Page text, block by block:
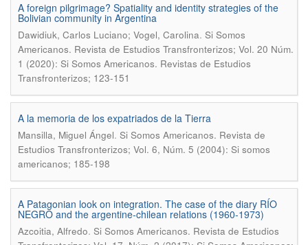
A foreign pilgrimage? Spatiality and identity strategies of the
Bolivian community in Argentina
Dawidiuk, Carlos Luciano; Vogel, Carolina. Si Somos
Americanos. Revista de Estudios Transfronterizos; Vol. 20 Núm.
1 (2020): Si Somos Americanos. Revistas de Estudios
Transfronterizos; 123-151
A la memoria de los expatriados de la Tierra
Mansilla, Miguel Ángel. Si Somos Americanos. Revista de
Estudios Transfronterizos; Vol. 6, Núm. 5 (2004): Si somos
americanos; 185-198
A Patagonian look on integration. The case of the diary RÍO
NEGRO and the argentine-chilean relations (1960-1973)
Azcoitia, Alfredo. Si Somos Americanos. Revista de Estudios